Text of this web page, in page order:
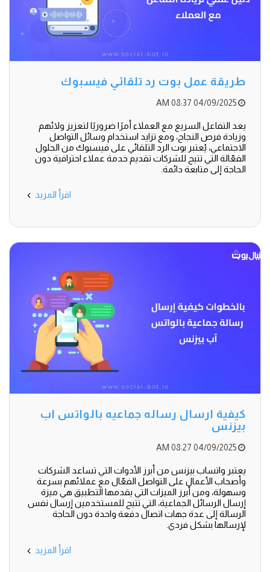
طريقة عمل بوت رد تلقائي فيسبوك
04/09/2025 08:37 AM
يعد التفاعل السريع مع العملاء أمرًا ضروريًا لتعزيز ولائهم
وزيادة فرص النجاح، ومع تزايد استخدام وسائل التواصل
الاجتماعي، يُعتبر بوت الرد التلقائي على فيسبوك من الحلول
الفعّالة التي تتيح للشركات تقديم خدمة عملاء احترافية دون
الحاجة إلى متابعة دائمة.
اقرأ المزيد
كيفية ارسال رساله جماعيه بالواتس اب
بيزنس
04/09/2025 08:27 AM
يعتبر واتساب بيزنس من أبرز الأدوات التي تساعد الشركات
وأصحاب الأعمال على التواصل الفعّال مع عملائهم بسرعة
وسهولة، ومن أبرز الميزات التي يقدمها التطبيق هي ميزة
إرسال الرسائل الجماعية، التي تتيح للمستخدمين إرسال نفس
الرسالة إلى عدة جهات اتصال دفعة واحدة دون الحاجة
لإرسالها بشكل فردي.
اقرأ المزيد